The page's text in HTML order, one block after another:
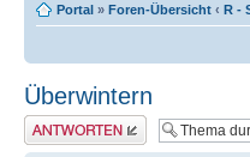
Portal » Foren-Übersicht ‹ R -
Überwintern
Antwort erstellen